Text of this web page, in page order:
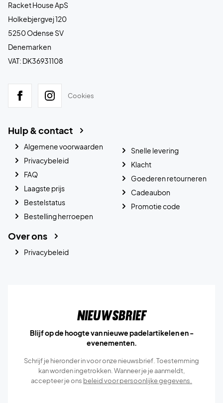
Racket House ApS
Holkebjergvej 120
5250 Odense SV
Denemarken
VAT: DK36931108
Cookies
Hulp & contact
Algemene voorwaarden
Privacybeleid
FAQ
Laagste prijs
Bestelstatus
Bestelling herroepen
Snelle levering
Klacht
Goederen retourneren
Cadeaubon
Promotie code
Over ons
Privacybeleid
Nieuwsbrief
Blijf op de hoogte van nieuwe padelartikelen en -
evenementen.
Schrijf je hieronder in voor onze nieuwsbrief. Toestemming
kan worden ingetrokken. Wanneer je je aanmeldt,
accepteer je ons beleid voor persoonlijke gegevens.